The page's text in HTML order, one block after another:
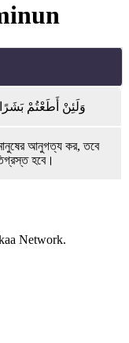
وَلَئِنْ أَطَعْتُمْ
আনুগত্য কর, তবে
হবে।
Network.